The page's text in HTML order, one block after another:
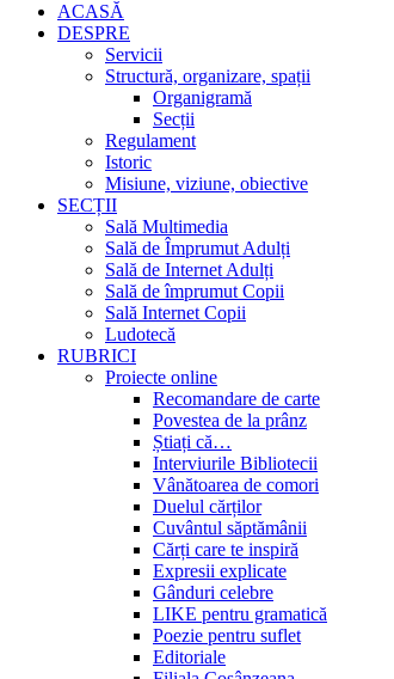
ACASĂ
DESPRE
Servicii
Structură, organizare, spații
Organigramă
Secții
Regulament
Istoric
Misiune, viziune, obiective
SECȚII
Sală Multimedia
Sală de Împrumut Adulți
Sală de Internet Adulți
Sală de împrumut Copii
Sală Internet Copii
Ludotecă
RUBRICI
Proiecte online
Recomandare de carte
Povestea de la prânz
Știați că…
Interviurile Bibliotecii
Vânătoarea de comori
Duelul cărților
Cuvântul săptămânii
Cărți care te inspiră
Expresii explicate
Gânduri celebre
LIKE pentru gramatică
Poezie pentru suflet
Editoriale